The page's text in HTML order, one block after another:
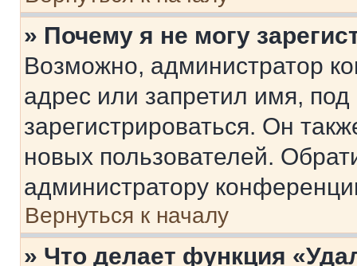
» Почему я не могу
Возможно, администратор
адрес или запретил имя,
зарегистрироваться. Он
новых пользователей.
администратору
Вернуться к началу
» Что делает функция